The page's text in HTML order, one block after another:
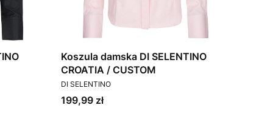
Koszula damska DI SELENTINO
CROATIA / CUSTOM
PRODUCENT
DI SELENTINO
Cena
199,99 zł